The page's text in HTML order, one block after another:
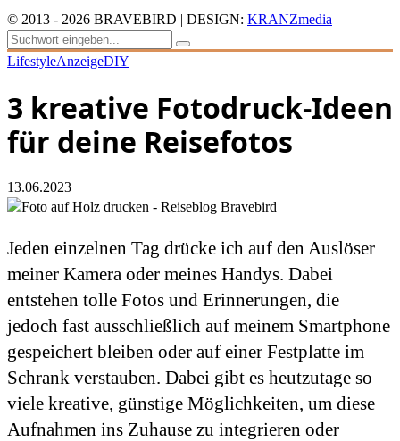
© 2013 - 2026 BRAVEBIRD | DESIGN: KRANZmedia
LifestyleAnzeigeDIY
3 kreative Fotodruck-Ideen
für deine Reisefotos
13.06.2023
Jeden einzelnen Tag drücke ich auf den Auslöser
meiner Kamera oder meines Handys. Dabei
entstehen tolle Fotos und Erinnerungen, die
jedoch fast ausschließlich auf meinem Smartphone
gespeichert bleiben oder auf einer Festplatte im
Schrank verstauben. Dabei gibt es heutzutage so
viele kreative, günstige Möglichkeiten, um diese
Aufnahmen ins Zuhause zu integrieren oder